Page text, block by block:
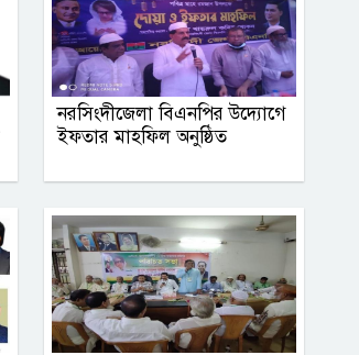
নরসিংদীজেলা বিএনপির উদ্যোগে
ইফতার মাহফিল অনুষ্ঠিত